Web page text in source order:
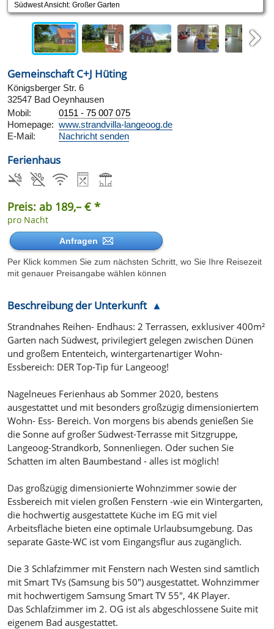
Südwest Ansicht: Großer Garten
Gemeinschaft C+J Hüting
Königsberger Str. 6
32547 Bad Oeynhausen
Mobil:
0151 - 75 007 075
Homepage: www.strandvilla-langeoog.de
E-Mail:
Nachricht senden
Ferienhaus
Preis: ab 189,– € *
pro Nacht
Anfragen
Per Klick kommen Sie zum nächsten Schritt, wo Sie Ihre Reisezeit
mit genauer Preisangabe wählen können
Beschreibung der Unterkunft
Strandnahes Reihen- Endhaus: 2 Terrassen, exklusiver 400m²
Garten nach Südwest, privilegiert gelegen zwischen Dünen
und großem Ententeich, wintergartenartiger Wohn-
Essbereich: DER Top-Tip für Langeoog!
Nagelneues Ferienhaus ab Sommer 2020, bestens
ausgestattet und mit besonders großzügig dimensioniertem
Wohn- Ess- Bereich. Von morgens bis abends genießen Sie
die Sonne auf großer Südwest-Terrasse mit Sitzgruppe,
Langeoog-Strandkorb, Sonnenliegen. Oder suchen Sie
Schatten im alten Baumbestand - alles ist möglich!
Das großzügig dimensionierte Wohnzimmer sowie der
Essbereich mit vielen großen Fenstern -wie ein Wintergarten,
die hochwertig ausgestattete Küche im EG mit viel
Arbeitsfläche bieten eine optimale Urlaubsumgebung. Das
separate Gäste-WC ist vom Eingangsflur aus zugänglich.
Die 3 Schlafzimmer mit Fenstern nach Westen sind sämtlich
mit Smart TVs (Samsung bis 50") ausgestattet. Wohnzimmer
mit hochwertigem Samsung Smart TV 55", 4K Player.
Das Schlafzimmer im 2. OG ist als abgeschlossene Suite mit
eigenem Bad ausgestattet.